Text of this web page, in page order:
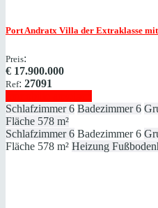
Port Andratx Villa der Extraklasse
Preis:
€ 17.900.000
Ref: 27091
Schlafzimmer 6 Badezimmer 6
Fläche 578 m²
Schlafzimmer 6 Badezimmer 6
Fläche 578 m² Heizung